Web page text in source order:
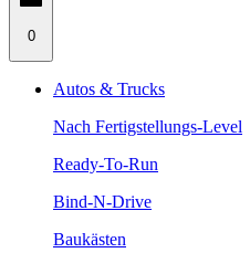
0
Autos & Trucks
Nach Fertigstellungs-Level
Ready-To-Run
Bind-N-Drive
Baukästen